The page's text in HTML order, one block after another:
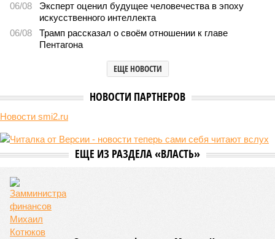
06/08
Эксперт оценил будущее человечества в эпоху
искусственного интеллекта
06/08
Трамп рассказал о своём отношении к главе
Пентагона
ЕЩЕ НОВОСТИ
НОВОСТИ ПАРТНЕРОВ
Новости smi2.ru
ЕЩЕ ИЗ РАЗДЕЛА «ВЛАСТЬ»